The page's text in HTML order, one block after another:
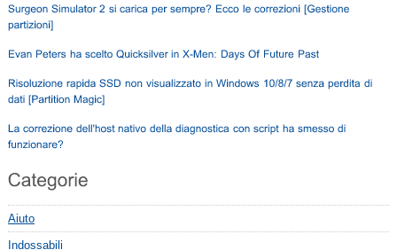
Aiuto
Indossabili